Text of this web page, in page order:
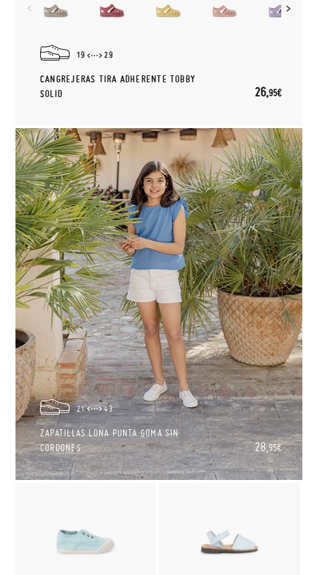
19 29
CANGREJERAS TIRA ADHERENTE TOBBY
SOLID
26,95€
21 43
ZAPATILLAS LONA PUNTA GOMA SIN
CORDONES
28,95€